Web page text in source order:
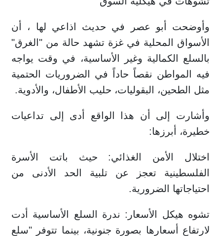
وأوضحت أبو عصر في حديث اذاعي لها ، أن
الأسواق المحلية في غزة تشهد حالة من "الغرق"
بالسلع الكمالية وغير الأساسية، في وقت يواجه
فيه المواطن نقصاً حاداً في الضروريات الحتمية
مثل الطحين، البقوليات، حليب الأطفال، والأدوية.
وأشارت إلى أن هذا الواقع أدى إلى تداعيات
خطيرة، أبرزها:
اختلال الأمن الغذائي: حيث باتت الأسرة
الفلسطينية تعجز عن تلبية الحد الأدنى من
احتياجاتها الضرورية.
تشوه هيكل الأسعار: ندرة السلع الأساسية أدت
لارتفاع أسعارها بصورة جنونية، بينما تتوفر "سلع